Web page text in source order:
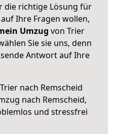
die richtige Lösung für
Ihre Fragen wollen,
Umzug von Trier
Sie sie uns, denn
Antwort auf Ihre
nach Remscheid
nach Remscheid,
und stressfrei